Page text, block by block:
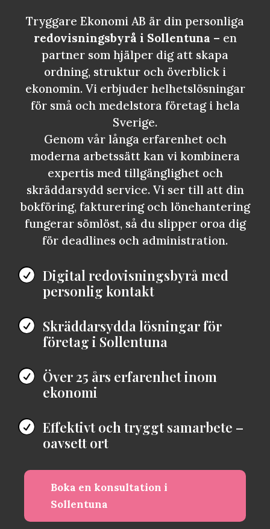
Tryggare Ekonomi AB är din personliga
redovisningsbyrå i Sollentuna – en
partner som hjälper dig att skapa
ordning, struktur och överblick i
ekonomin. Vi erbjuder helhetslösningar
för små och medelstora företag i hela
Sverige.
Genom vår långa erfarenhet och
moderna arbetssätt kan vi kombinera
expertis med tillgänglighet och
skräddarsydd service. Vi ser till att din
bokföring, fakturering och lönehantering
fungerar sömlöst, så du slipper oroa dig
för deadlines och administration.
 Digital redovisningsbyrå med
personlig kontakt
 Skräddarsydda lösningar för
företag i Sollentuna
 Över 25 års erfarenhet inom
ekonomi
 Effektivt och tryggt samarbete –
oavsett ort
Boka en konsultation i
Sollentuna